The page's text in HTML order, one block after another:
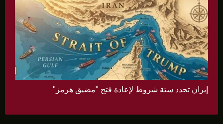
إيران تحدد ستة شروط لإعادة فتح "مضيق هرمز"